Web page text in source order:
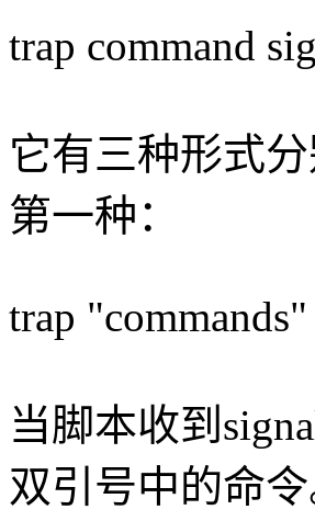
trap command
它有三种形式
第一种：
trap
当脚本收到
双引号中的命令